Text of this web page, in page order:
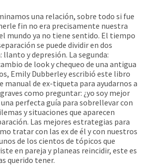
una relación, sobre todo si fue
fin no era precisamente nuestra
mundo ya no tiene sentido. El tiempo
se puede dividir en dos
llanto y depresión. La segunda:
de look y chequeo de una antigua
Emily Dubberley escribió este libro
manual de ex-tiqueta para ayudarnos a
como preguntar: ¿yo soy mejor
una perfecta guía para sobrellevar con
y situaciones que aparecen
Las mejores estrategias para
tratar con las ex de él y con nuestros
de los cientos de tópicos que
en pareja y planeas reincidir, este es
querido tener.